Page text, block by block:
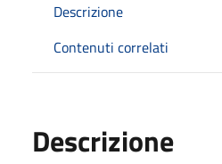
Descrizione
Contenuti correlati
Descrizione